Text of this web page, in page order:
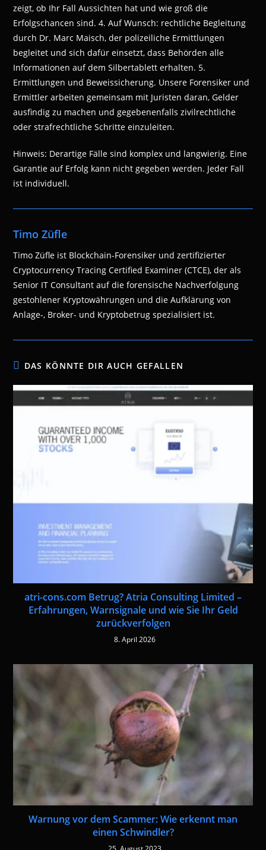
zeigt, ob Ihr Fall Aussichten hat und wie groß die
Erfolgschancen sind. 4. Auf Wunsch: rechtliche Begleitung
durch Dr. Marc Maisch, der polizeiliche Ermittlungen
begleitet und sich dafür einsetzt, dass Behörden alle
Informationen auf dem Silbertablett erhalten. 5.
Ermittlungen und Beweissicherung. Unsere Forensiker und
Ermittler arbeiten gemeinsam mit Juristen daran, Gelder
ausfindig zu machen und gegebenenfalls zivilrechtliche
oder strafrechtliche Schritte einzuleiten.
Hinweis: Derartige Fälle sind komplex und langwierig. Eine
Garantie auf Erfolg kann nicht gegeben werden. Jeder Fall
ist individuell.
Timo Züfle
Timo Züfle ist Blockchain-Forensiker und zertifizierter
Cryptocurrency Tracing Certified Examiner (CTCE), der als
Senior IT Consultant auf die forensische Nachverfolgung
gestohlener Kryptowährungen und die Aufklärung von
Anlage-, Broker- und Kryptobetrug spezialisiert ist.
DAS KÖNNTE DIR AUCH GEFALLEN
atri-cons.com Betrug? Atria Consulting Limited –
Erfahrungen, Warnsignale und wie Sie Ihr Geld
zurückverfolgen
8. April 2026
Warnung vor dem Scammer: Wie erkennt man
einen Schwindler?